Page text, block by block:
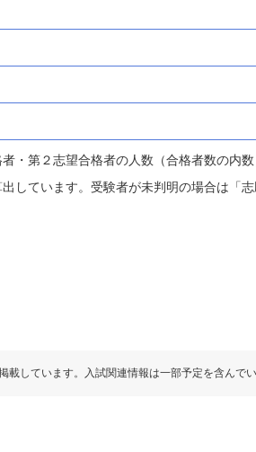
・第２志望合格者の人数（合格者数の内数
しています。受験者が未判明の場合は「
載しています。入試関連情報は一部予定を含んで